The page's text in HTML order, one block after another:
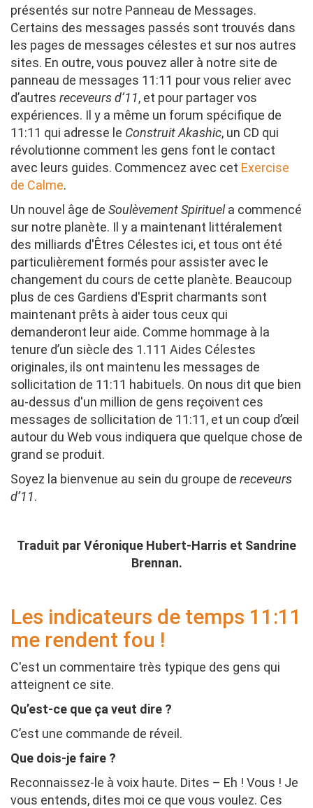
présentés sur notre Panneau de Messages.
Certains des messages passés sont trouvés dans
les pages de messages célestes et sur nos autres
sites. En outre, vous pouvez aller à notre site de
panneau de messages 11:11 pour vous relier avec
d’autres receveurs d’11, et pour partager vos
expériences. Il y a même un forum spécifique de
11:11 qui adresse le Construit Akashic, un CD qui
révolutionne comment les gens font le contact
avec leurs guides. Commencez avec cet Exercise
de Calme.
Un nouvel âge de Soulèvement Spirituela commencé
sur notre planète. Il y a maintenant littéralement
des milliards d'Êtres Célestes ici, et tous ont été
particulièrement formés pour assister avec le
changement du cours de cette planète. Beaucoup
plus de ces Gardiens d'Esprit charmants sont
maintenant prêts à aider tous ceux qui
demanderont leur aide. Comme hommage à la
tenure d’un siècle des 1.111 Aides Célestes
originales, ils ont maintenu les messages de
sollicitation de 11:11 habituels. On nous dit que bien
au-dessus d'un million de gens reçoivent ces
messages de sollicitation de 11:11, et un coup d’œil
autour du Web vous indiquera que quelque chose de
grand se produit.
Soyez la bienvenue au sein du groupe de receveurs
d’11.
Traduit par Véronique Hubert-Harris et Sandrine
Brennan.
Les indicateurs de temps 11:11
me rendent fou !
C'est un commentaire très typique des gens qui
atteignent ce site.
Qu’est-ce que ça veut dire ?
C’est une commande de réveil.
Que dois-je faire ?
Reconnaissez-le à voix haute. Dites – Eh ! Vous ! Je
vous entends, dites moi ce que vous voulez. Ces